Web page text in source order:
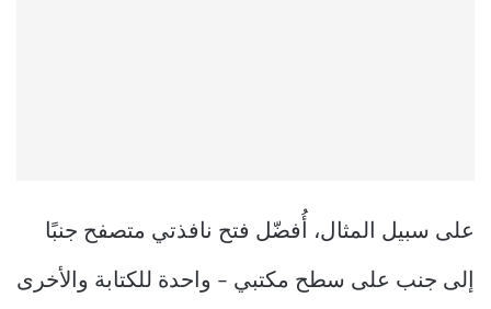
على سبيل المثال، أُفضّل فتح نافذتي متصفح جنبًا
إلى جنب على سطح مكتبي – واحدة للكتابة والأخرى